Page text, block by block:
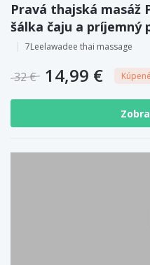
Pravá thajská masáž
šálka čaju a príjemný
7Leelawadee thai massage
32 € 14,99 € Kúpené